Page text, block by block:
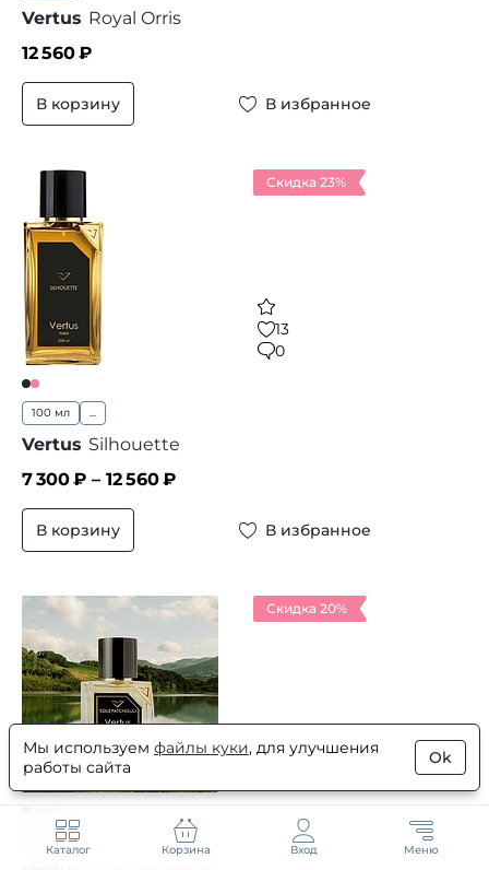
Vertus Royal Orris
12 560₽
В корзину В избранное
Скидка 23%
13
0
100 мл ...
Vertus Silhouette
7 300₽ – 12 560₽
В корзину В избранное
Скидка 20%
59
100 мл
Каталог Корзина Вход Меню
Мы используем файлы куки, для улучшения
работы сайта
Ok